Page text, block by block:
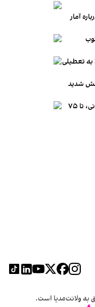
آمار
به تعطیلی
شدید
تخمین پژوهشگران: در عصر طلایی تنوع زبانی، تا ۷۵
به ولانت‌مدیا است.